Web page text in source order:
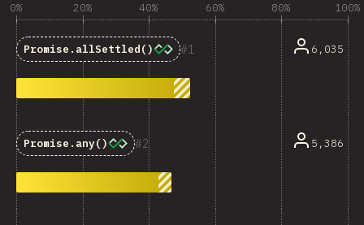
0% 20% 40% 60% 80% 100%
1
Promise.allSettled() 6,035
2
Promise.any() 5,386